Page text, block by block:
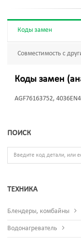
Коды замен
Совместимость с
Коды замен
AGF76163752,
ПОИСК
ТЕХНИКА
Блендеры, комбайны
Водонагреватель